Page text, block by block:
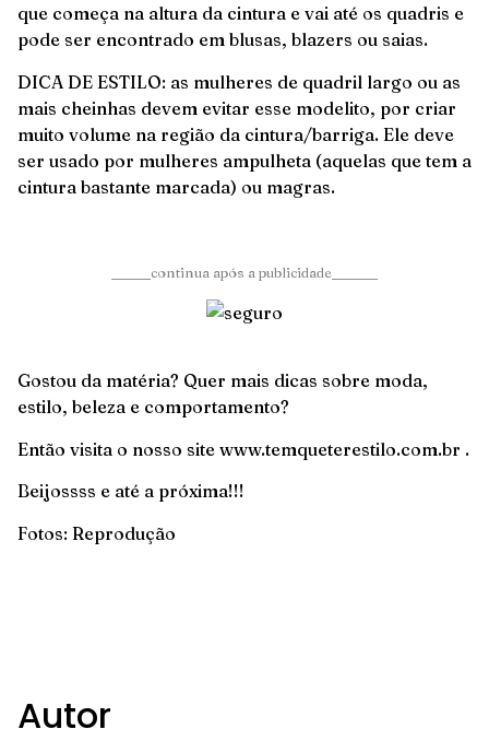
que começa na altura da cintura e vai até os quadris e
pode ser encontrado em blusas, blazers ou saias.
DICA DE ESTILO: as mulheres de quadril largo ou as
mais cheinhas devem evitar esse modelito, por criar
muito volume na região da cintura/barriga. Ele deve
ser usado por mulheres ampulheta (aquelas que tem a
cintura bastante marcada) ou magras.
______continua após a publicidade_______
Gostou da matéria? Quer mais dicas sobre moda,
estilo, beleza e comportamento?
Então visita o nosso site www.temqueterestilo.com.br .
Beijossss e até a próxima!!!
Fotos: Reprodução
Autor